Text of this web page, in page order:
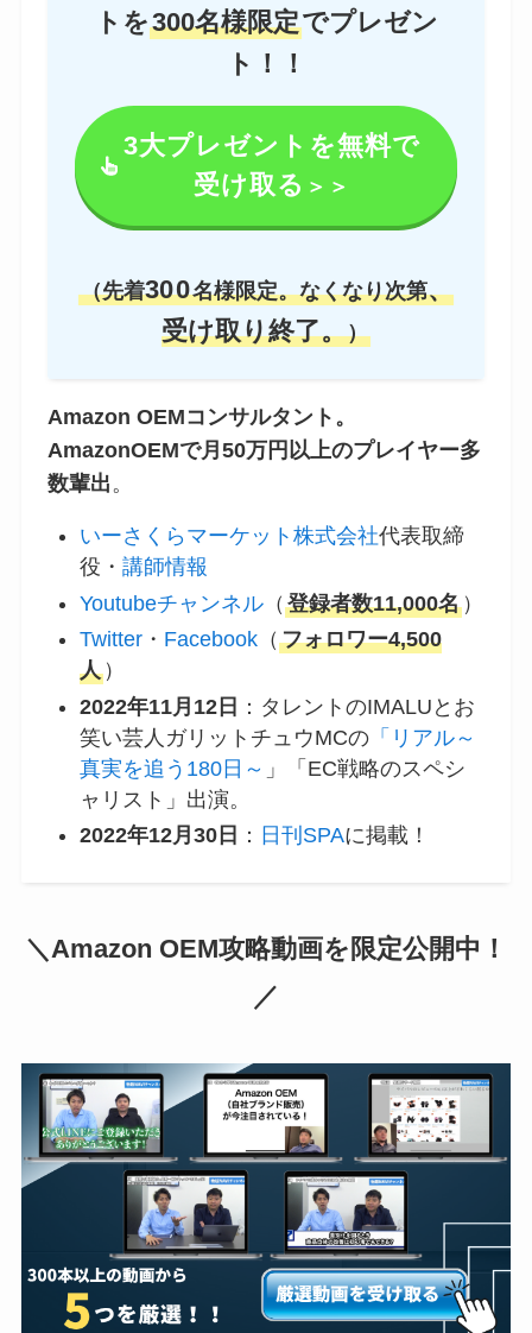
トを300名様限定でプレゼン
ト ！！
3大プレゼントを無料で
受け取る ＞＞
（先着300名様限定。なくなり次第、
受け取り終了。）
Amazon OEMコンサルタント。
AmazonOEMで月50万円以上のプレイヤー多
数輩出 。
いーさくらマーケット株式会社代表取締
役・講師情報
Youtubeチャンネル （登録者数11,000名 ）
Twitter ・ Facebook （フォロワー4,500
人 ）
2022年11月12日 ：タレントのIMALUとお
笑い芸人ガリットチュウMCの 「リアル～
真実を追う180日～ 」「EC戦略のスペシ
ャリスト」出演。
2022年12月30日 ： 日刊SPAに掲載！
＼Amazon OEM攻略動画を限定公開中！
／